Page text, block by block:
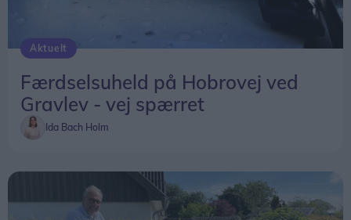
Aktuelt
Færdselsuheld på Hobrovej ved
Gravlev - vej spærret
Ida Bach Holm